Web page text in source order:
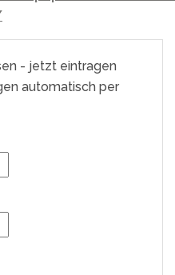
- jetzt eintragen
automatisch per